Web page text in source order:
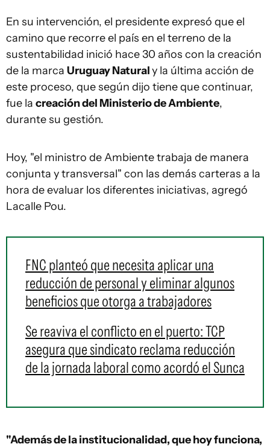
En su intervención, el presidente expresó que el
camino que recorre el país en el terreno de la
sustentabilidad inició hace 30 años con la creación
de la marca Uruguay Naturaly la última acción de
este proceso, que según dijo tiene que continuar,
fue la creación del Ministerio de Ambiente,
durante su gestión.
Hoy, "el ministro de Ambiente trabaja de manera
conjunta y transversal" con las demás carteras a la
hora de evaluar los diferentes iniciativas, agregó
Lacalle Pou.
FNC planteó que necesita aplicar una
reducción de personal y eliminar algunos
beneficios que otorga a trabajadores
Se reaviva el conflicto en el puerto: TCP
asegura que sindicato reclama reducción
de la jornada laboral como acordó el Sunca
"Además de la institucionalidad, que hoy funciona,